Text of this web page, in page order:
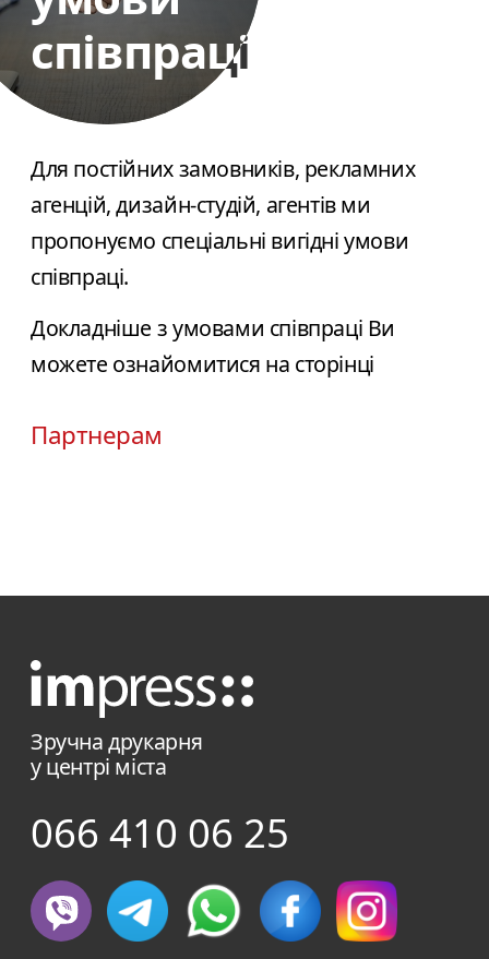
співпраці
співпраці
Для постійних замовників, рекламних
агенцій, дизайн-студій, агентів ми
пропонуємо спеціальні вигідні умови
співпраці.
Докладніше з умовами співпраці Ви
можете ознайомитися на сторінці
Партнерам
Зручна друкарня
у центрі міста
066 410 06 25